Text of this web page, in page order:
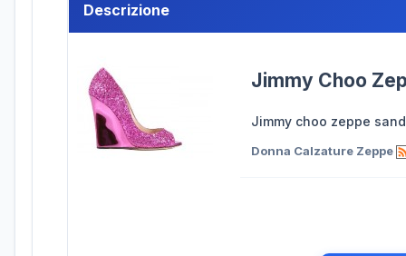
Descrizione
Jimmy Choo
Jimmy choo zeppe
Donna Calzature Zeppe